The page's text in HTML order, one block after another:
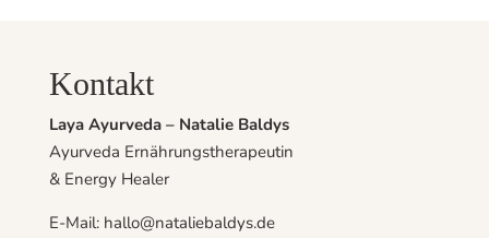
Kontakt
Laya Ayurveda – Natalie Baldys
Ayurveda Ernährungstherapeutin
& Energy Healer
E-Mail: hallo@nataliebaldys.de